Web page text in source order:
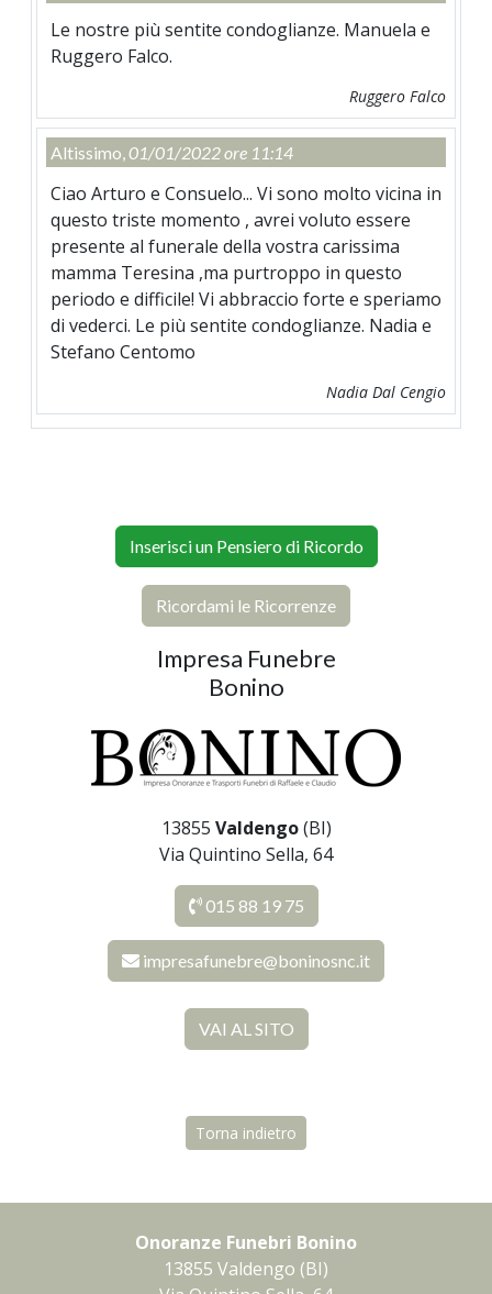
Le nostre più sentite condoglianze. Manuela e
Ruggero Falco.
Ruggero Falco
Altissimo, 01/01/2022 ore 11:14
Ciao Arturo e Consuelo... Vi sono molto vicina in
questo triste momento , avrei voluto essere
presente al funerale della vostra carissima
mamma Teresina ,ma purtroppo in questo
periodo e difficile! Vi abbraccio forte e speriamo
di vederci. Le più sentite condoglianze. Nadia e
Stefano Centomo
Nadia Dal Cengio
Inserisci un Pensiero di Ricordo
Ricordami le Ricorrenze
Impresa Funebre
Bonino
13855 Valdengo(BI)
Via Quintino Sella, 64
015 88 19 75
impresafunebre@boninosnc.it
VAI AL SITO
Torna indietro
Onoranze Funebri Bonino
13855 Valdengo (BI)